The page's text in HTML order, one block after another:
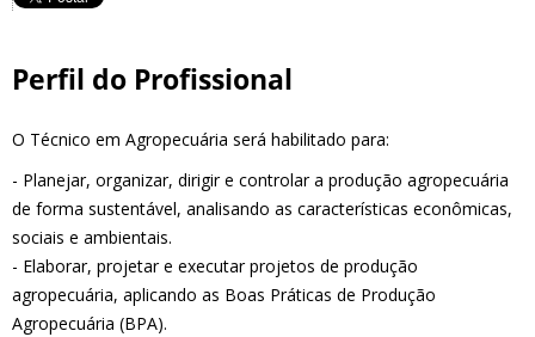
Perfil do Profissional
O Técnico em Agropecuária será habilitado para:
- Planejar, organizar, dirigir e controlar a produção agropecuária
de forma sustentável, analisando as características econômicas,
sociais e ambientais.
- Elaborar, projetar e executar projetos de produção
agropecuária, aplicando as Boas Práticas de Produção
Agropecuária (BPA).